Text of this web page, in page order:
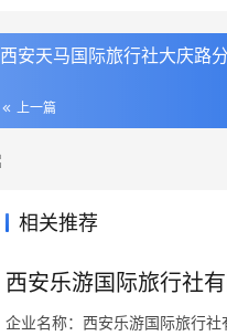
西安天马国际旅行社大庆路
上一篇
相关推荐
西安乐游国际旅行社
企业名称：西安乐游国际旅行